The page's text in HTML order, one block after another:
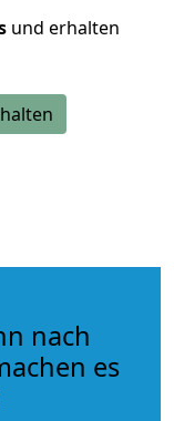
und erhalten
nach
es